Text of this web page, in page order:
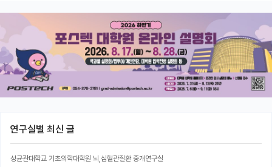
연구실별 최신 글
성균관대학교 기초의학대학원 뇌,심혈관질환 중개연구실